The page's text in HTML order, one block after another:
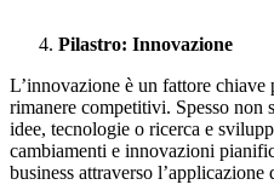
Pilastro: Innovazione
L’innovazione è un fattore chiave
rimanere competitivi. Spesso non
idee, tecnologie o ricerca e
cambiamenti e innovazioni
business attraverso